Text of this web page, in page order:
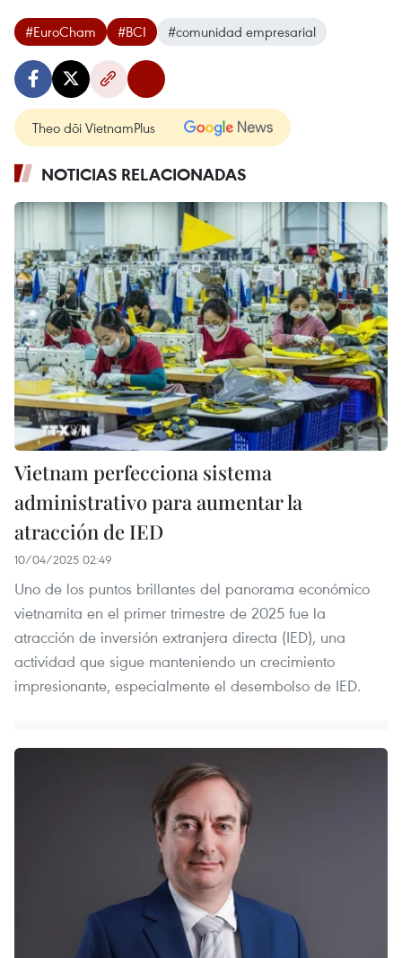
#EuroCham #BCI #comunidad empresarial
Theo dõi VietnamPlus
NOTICIAS RELACIONADAS
Vietnam perfecciona sistema
administrativo para aumentar la
atracción de IED
10/04/2025 02:49
Uno de los puntos brillantes del panorama económico
vietnamita en el primer trimestre de 2025 fue la
atracción de inversión extranjera directa (IED), una
actividad que sigue manteniendo un crecimiento
impresionante, especialmente el desembolso de IED.